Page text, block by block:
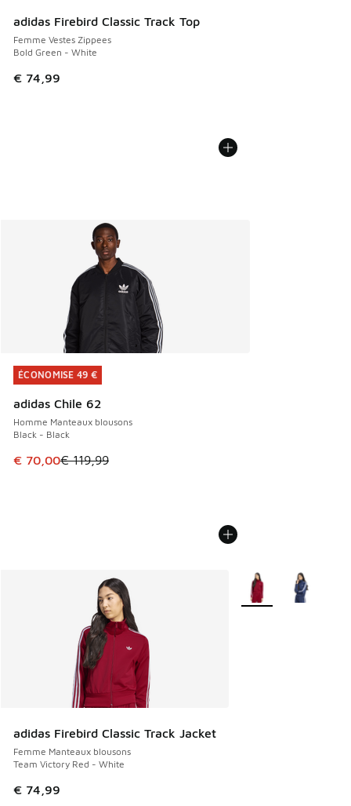
adidas Firebird Classic Track Top
Femme Vestes Zippees
Bold Green - White
€ 74,99
ÉCONOMISE 49 €
adidas Chile 62
Homme Manteaux blousons
Black - Black
Cet article est en promotion. Prix en baisse de € 119,99 à
€ 70,00€ 119,99
ÉCONOMISE 49 €
adidas Firebird Classic Track Jacket
Femme Manteaux blousons
Team Victory Red - White
€ 74,99
Plus de couleurs